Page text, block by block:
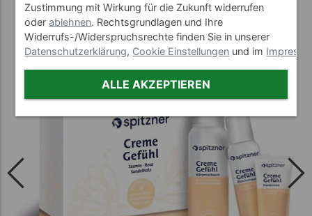
Zustimmung mit Wirkung für die Zukunft widerrufen
oderablehnen. Rechtsgrundlagen und Ihre
Widerrufs-/Widerspruchsrechte finden Sie in unserer
Datenschutzerklärung, Cookie Einstellungen und im
ALLE AKZEPTIEREN